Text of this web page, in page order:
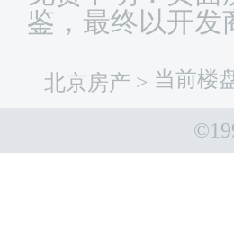
鉴，最终以开发
北京房产 > 当前楼